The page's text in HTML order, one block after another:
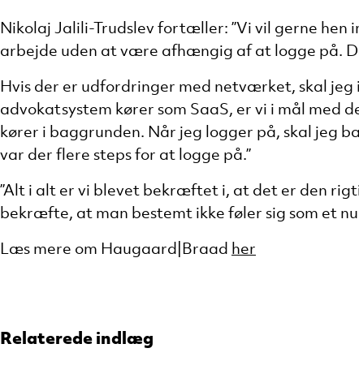
Nikolaj Jalili-Trudslev fortæller: ”Vi vil gerne hen
arbejde uden at være afhængig af at logge på.
Hvis der er udfordringer med netværket, skal
advokatsystem kører som SaaS, er vi i mål med
kører i baggrunden. Når jeg logger på, skal jeg
var der flere steps for at logge på.”
”Alt i alt er vi blevet bekræftet i, at det er den
bekræfte, at man bestemt ikke føler sig som et
Læs mere om Haugaard|Braad her
Relaterede indlæg